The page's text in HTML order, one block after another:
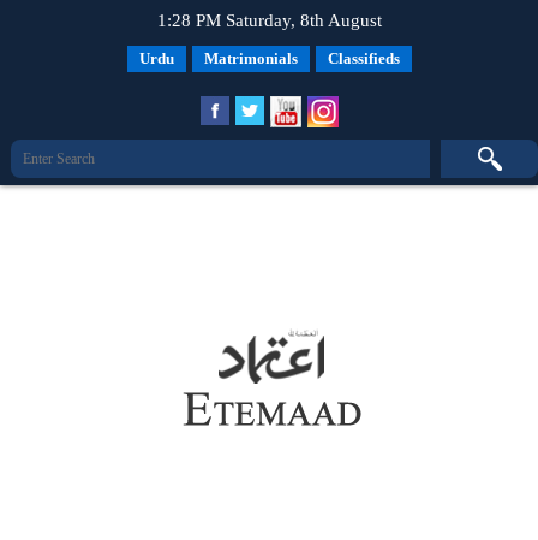
1:28 PM Saturday, 8th August
Urdu Matrimonials Classifieds